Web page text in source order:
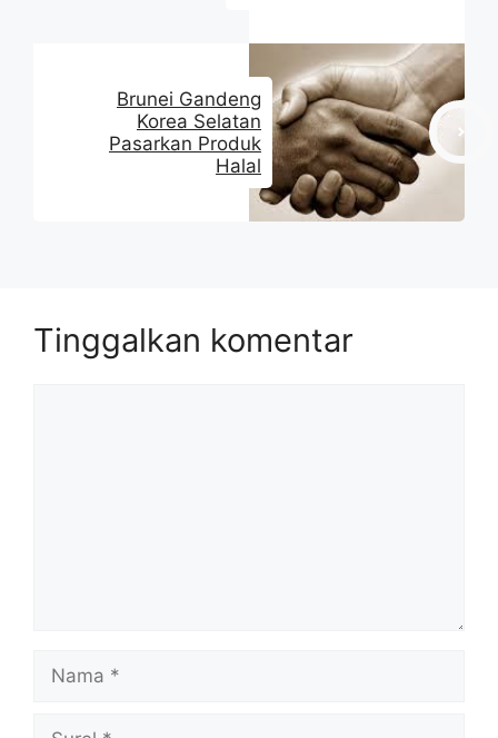
Brunei Gandeng
Korea Selatan
Pasarkan Produk
Halal
Tinggalkan komentar